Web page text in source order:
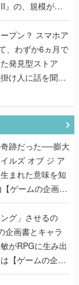
』の、規模が違
ーに聞いた
スマホア
、わずか6ヵ月で
発見型ストア
け人に話を聞い
奇跡だった──膨大
ルズ オブ ジ ア
まれた意味を知
ゲームの企画
グ」させるの
企画書とキャラ
がRPGに生み出
【ゲームの企画